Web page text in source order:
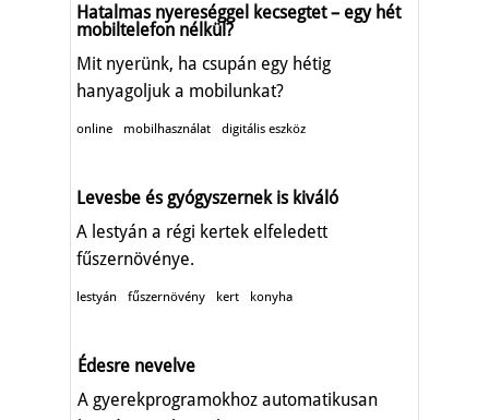
Hatalmas nyereséggel kecsegtet – egy hét
mobiltelefon nélkül?
Mit nyerünk, ha csupán egy hétig
hanyagoljuk a mobilunkat?
online mobilhasználat digitális eszköz
Levesbe és gyógyszernek is kiváló
A lestyán a régi kertek elfeledett
fűszernövénye.
lestyán fűszernövény kert konyha
Édesre nevelve
A gyerekprogramokhoz automatikusan